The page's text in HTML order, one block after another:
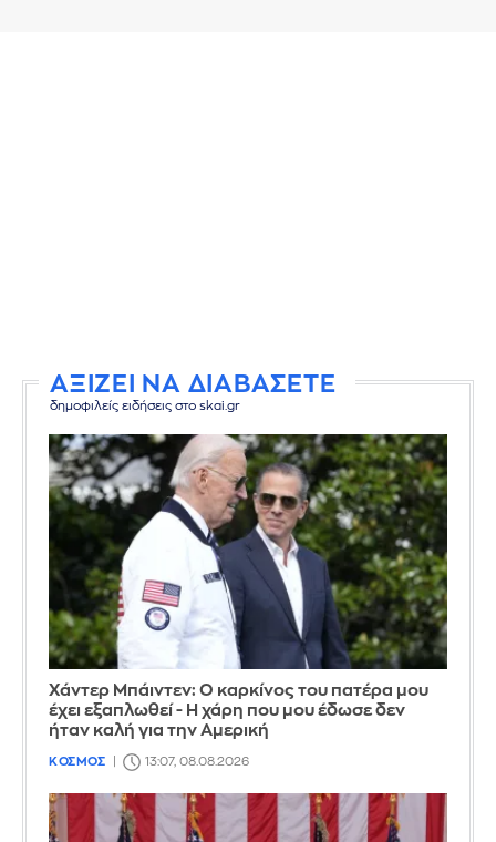
ΑΞΙΖΕΙ ΝΑ ΔΙΑΒΑΣΕΤΕ
δημοφιλείς ειδήσεις στο skai.gr
Χάντερ Μπάιντεν: Ο καρκίνος του πατέρα μου
έχει εξαπλωθεί - Η χάρη που μου έδωσε δεν
ήταν καλή για την Αμερική
ΚΟΣΜΟΣ 13:07, 08.08.2026